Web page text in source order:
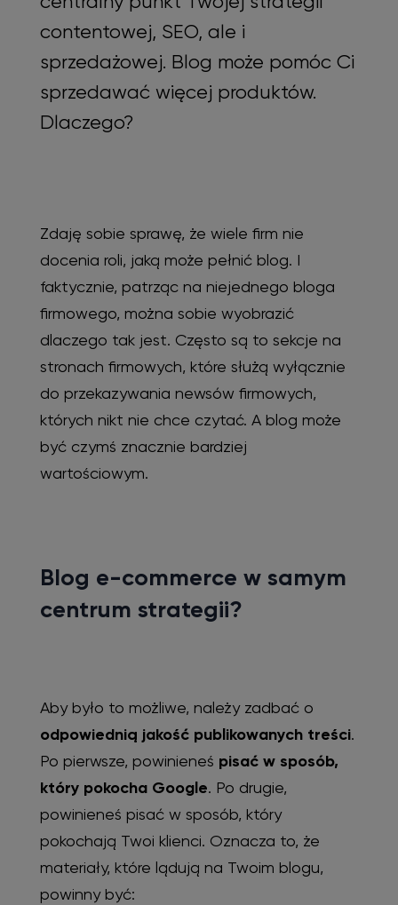
contentowej, SEO, ale i
sprzedażowej. Blog może pomóc Ci
sprzedawać więcej produktów.
Dlaczego?
Zdaję sobie sprawę, że wiele firm nie
docenia roli, jaką może pełnić blog. I
faktycznie, patrząc na niejednego bloga
firmowego, można sobie wyobrazić
dlaczego tak jest. Często są to sekcje na
stronach firmowych, które służą wyłącznie
do przekazywania newsów firmowych,
których nikt nie chce czytać. A blog może
być czymś znacznie bardziej
wartościowym.
Blog e-commerce w samym
centrum strategii?
Aby było to możliwe, należy zadbać o
odpowiednią jakość publikowanych treści.
Po pierwsze, powinieneś pisać w sposób,
który pokocha Google. Po drugie,
powinieneś pisać w sposób, który
pokochają Twoi klienci. Oznacza to, że
materiały, które lądują na Twoim blogu,
powinny być: